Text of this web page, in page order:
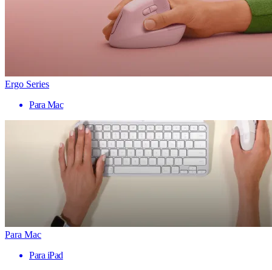
Ergo Series
Para Mac
Para Mac
Para iPad